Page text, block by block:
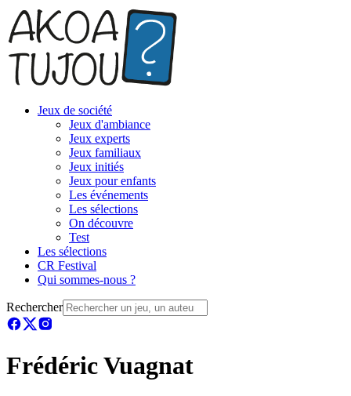
Jeux de société
Jeux d'ambiance
Jeux experts
Jeux familiaux
Jeux initiés
Jeux pour enfants
Les événements
Les sélections
On découvre
Test
Les sélections
CR Festival
Qui sommes-nous ?
Rechercher
Frédéric Vuagnat